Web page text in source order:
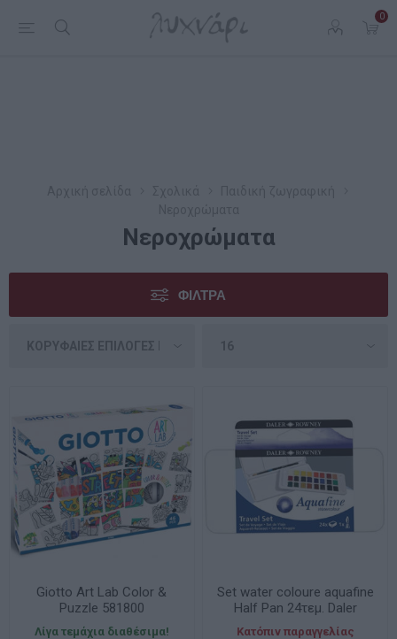
0
Νεροχρώματα
ΦΊΛΤΡΑ
Giotto Art Lab Color &
Puzzle 581800
Λίγα τεμάχια διαθέσιμα!
Set water coloure aquafine
Half Pan 24τεμ. Daler
Rowney 131900102
Κατόπιν παραγγελίας